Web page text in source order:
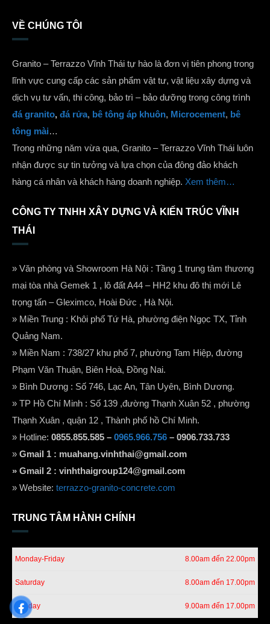
VỀ CHÚNG TÔI
Granito – Terrazzo Vĩnh Thái tự hào là đơn vị tiên phong trong
lĩnh vực cung cấp các sản phẩm vật tư, vật liệu xây dựng và
dịch vụ tư vấn, thi công, bảo trì – bảo dưỡng trong công trình
đá granito, đá rửa, bê tông áp khuôn, Microcement, bê
tông mài…
Trong những năm vừa qua, Granito – Terrazzo Vĩnh Thái luôn
nhận được sự tin tưởng và lựa chọn của đông đảo khách
hàng cá nhân và khách hàng doanh nghiệp. Xem thêm…
CÔNG TY TNHH XÂY DỰNG VÀ KIẾN TRÚC VĨNH
THÁI
» Văn phòng và Showroom Hà Nội : Tầng 1 trung tâm thương
mại tòa nhà Gemek 1 , lô đất A44 – HH2 khu đô thị mới Lê
trọng tấn – Gleximco, Hoài Đức , Hà Nội.
» Miền Trung : Khôi phố Tứ Hà, phường điện Ngọc TX, Tỉnh
Quảng Nam.
» Miền Nam : 738/27 khu phố 7, phường Tam Hiệp, đường
Phạm Văn Thuận, Biên Hoà, Đồng Nai.
» Bình Dương : Số 746, Lạc An, Tân Uyên, Bình Dương.
» TP Hồ Chí Minh : Số 139 ,đường Thạnh Xuân 52 , phường
Thạnh Xuân , quận 12 , Thành phố hồ Chí Minh.
» Hotline: 0855.855.585 – 0965.966.756 – 0906.733.733
» Gmail 1 : muahang.vinhthai@gmail.com
» Gmail 2 : vinhthaigroup124@gmail.com
» Website: terrazzo-granito-concrete.com
TRUNG TÂM HÀNH CHÍNH
Monday-Friday 8.00am đến 22.00pm
Saturday 8.00am đến 17.00pm
Sunday 9.00am đến 17.00pm